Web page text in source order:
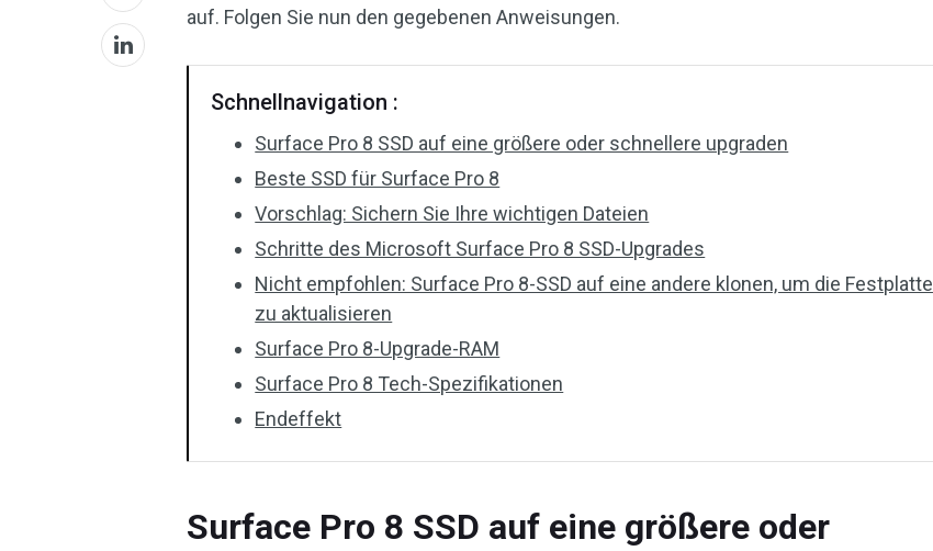
auf. Folgen Sie nun den gegebenen Anweisungen.
Schnellnavigation :
Surface Pro 8 SSD auf eine größere oder schnellere upgraden
Beste SSD für Surface Pro 8
Vorschlag: Sichern Sie Ihre wichtigen Dateien
Schritte des Microsoft Surface Pro 8 SSD-Upgrades
Nicht empfohlen: Surface Pro 8-SSD auf eine andere klonen, um die Festplatte
zu aktualisieren
Surface Pro 8-Upgrade-RAM
Surface Pro 8 Tech-Spezifikationen
Endeffekt
Surface Pro 8 SSD auf eine größere oder